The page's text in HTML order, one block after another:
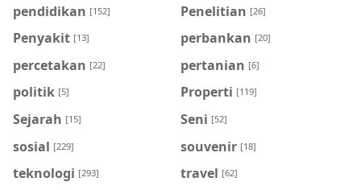
pendidikan [152] Penelitian [26]
Penyakit [13] perbankan [20]
percetakan [22] pertanian [6]
politik [5] Properti [119]
Sejarah [15] Seni [52]
sosial [229] souvenir [18]
teknologi [293] travel [62]